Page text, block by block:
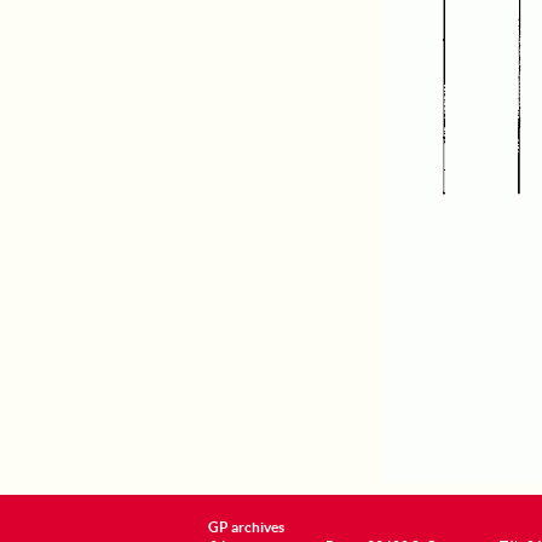
GP archives